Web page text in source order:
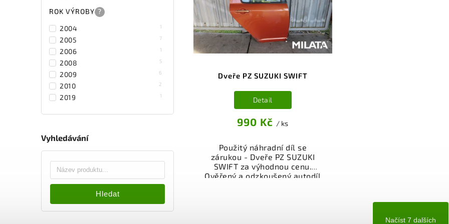
ROK VÝROBY ?
2004
1
2005 7
2006 1
2008 5
2009 6
2010 2
2019 1
Vyhledávání
Hledat
vrácení peněz v případě
nespokojenosti.
Dveře PZ SUZUKI SWIFT
990 Kč / ks
Detail
Použitý náhradní díl se
zárukou - Dveře PZ SUZUKI
SWIFT za výhodnou cenu.
Ověřený a odzkoušený autodíl
Načíst 7 dalších